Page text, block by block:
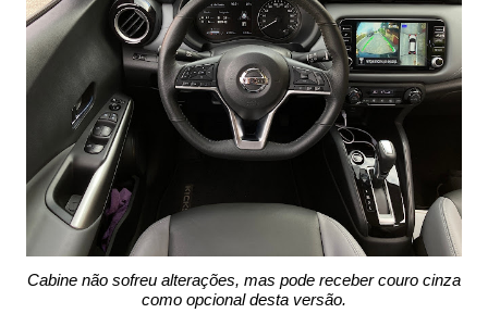
Cabine não sofreu alterações, mas pode receber couro cinza
como opcional desta versão.